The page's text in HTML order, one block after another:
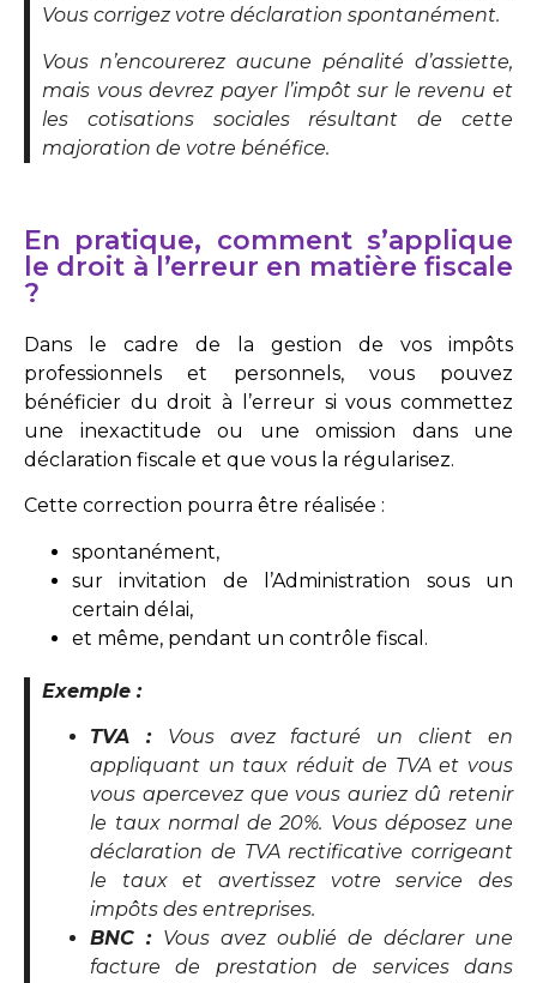
Vous corrigez votre déclaration spontanément.
Vous n’encourerez aucune pénalité d’assiette,
mais vous devrez payer l’impôt sur le revenu et
les cotisations sociales résultant de cette
majoration de votre bénéfice.
En pratique, comment s’applique
le droit à l’erreur en matière fiscale
?
Dans le cadre de la gestion de vos impôts
professionnels et personnels, vous pouvez
bénéficier du droit à l’erreur si vous commettez
une inexactitude ou une omission dans une
déclaration fiscale et que vous la régularisez.
Cette correction pourra être réalisée :
spontanément,
sur invitation de l’Administration sous un
certain délai,
et même, pendant un contrôle fiscal.
Exemple :
TVA : Vous avez facturé un client en
appliquant un taux réduit de TVA et vous
vous apercevez que vous auriez dû retenir
le taux normal de 20%. Vous déposez une
déclaration de TVA rectificative corrigeant
le taux et avertissez votre service des
impôts des entreprises.
BNC : Vous avez oublié de déclarer une
facture de prestation de services dans